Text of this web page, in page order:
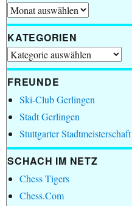
Archiv
KATEGORIEN
Kategorien
FREUNDE
Ski-Club Gerlingen
Stadt Gerlingen
Stuttgarter Stadtmeisterschaft
SCHACH IM NETZ
Chess Tigers
Chess.Com